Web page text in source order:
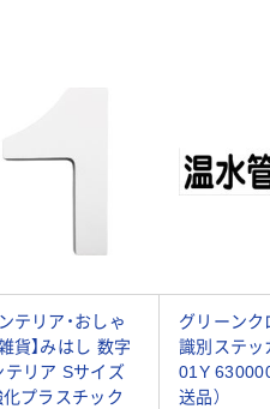
ンテリア・おしゃ
貨】みはし 数字
テリア Sサイズ
プラスチック
グリーンク
識別ステッ
01Y
送品）